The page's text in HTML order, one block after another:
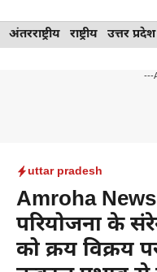
Skip
to
अंतरराष्ट्रीय राष्ट्रीय उत्तर प्रदेश
---
uttar pradesh
Amroha
परियोजना के
को क्रय विक्रय